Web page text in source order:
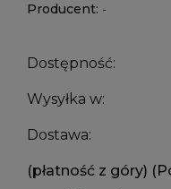
Producent: -
Dostępność:
Wysyłka w:
Dostawa:
(płatność z góry)